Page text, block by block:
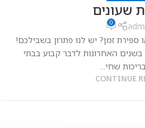
שעונים
0
זמן? יש לנו פתרון בשבילכם!
בשנים האחרונות לדבר קבוע בבתי
שחי...
CONTINUE